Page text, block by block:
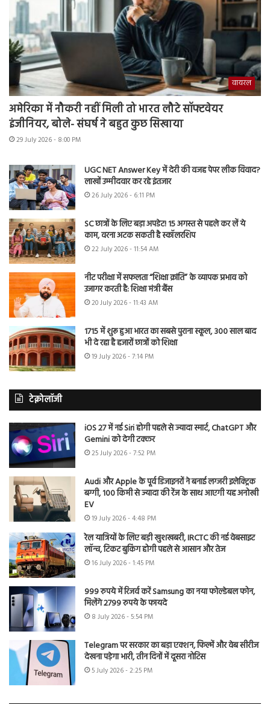
वायरल
अमेरिका में नौकरी नहीं मिली तो भारत लौटे सॉफ्टवेयर
इंजीनियर, बोले- संघर्ष ने बहुत कुछ सिखाया
29 July 2026 - 8:00 PM
UGC NET Answer Key में देरी की वजह पेपर लीक विवाद?
लाखों उम्मीदवार कर रहे इंतजार
26 July 2026 - 6:11 PM
SC छात्रों के लिए बड़ा अपडेट! 15 अगस्त से पहले कर लें ये
काम, वरना अटक सकती है स्कॉलरशिप
22 July 2026 - 11:54 AM
नीट परीक्षा में सफलता “शिक्षा क्रांति” के व्यापक प्रभाव को
उजागर करती है: शिक्षा मंत्री बैंस
20 July 2026 - 11:43 AM
1715 में शुरू हुआ भारत का सबसे पुराना स्कूल, 300 साल बाद
भी दे रहा है हजारों छात्रों को शिक्षा
19 July 2026 - 7:14 PM
टेक्नोलॉजी
iOS 27 में नई Siri होगी पहले से ज्यादा स्मार्ट, ChatGPT और
Gemini को देगी टक्कर
25 July 2026 - 7:52 PM
Audi और Apple के पूर्व डिजाइनरों ने बनाई लग्जरी इलेक्ट्रिक
बग्गी, 100 किमी से ज्यादा की रेंज के साथ आएगी यह अनोखी
EV
19 July 2026 - 4:48 PM
रेल यात्रियों के लिए बड़ी खुशखबरी, IRCTC की नई वेबसाइट
लॉन्च, टिकट बुकिंग होगी पहले से आसान और तेज
16 July 2026 - 1:45 PM
999 रुपये में रिजर्व करें Samsung का नया फोल्डेबल फोन,
मिलेंगे 2799 रुपये के फायदे
8 July 2026 - 5:54 PM
Telegram पर सरकार का बड़ा एक्शन, फिल्में और वेब सीरीज
देखना पड़ेगा भारी, तीन दिनों में दूसरा नोटिस
5 July 2026 - 2:25 PM